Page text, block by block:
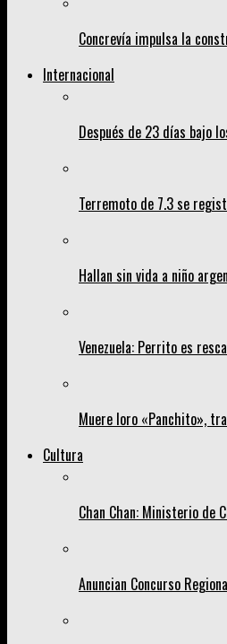
Concrevía impulsa la
Internacional
Después de 23 días bajo
Terremoto de 7.3 se
Hallan sin vida a niño
Venezuela: Perrito es
Muere loro «Panchito»,
Cultura
Chan Chan: Ministerio de
Anuncian Concurso